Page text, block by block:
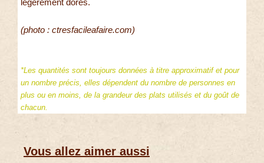
légèrement dorés.
(photo : ctresfacileafaire.com)
*Les quantités sont toujours données à titre approximatif et pour
un nombre précis, elles dépendent du nombre de personnes en
plus ou en moins, de la grandeur des plats utilisés et du goût de
chacun.
Vous allez aimer aussi